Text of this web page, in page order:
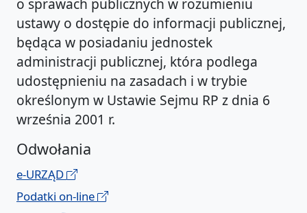
o sprawach publicznych w rozumieniu
ustawy o dostępie do informacji publicznej,
będąca w posiadaniu jednostek
administracji publicznej, która podlega
udostępnieniu na zasadach i w trybie
określonym w Ustawie Sejmu RP z dnia 6
września 2001 r.
Odwołania
e-URZĄD
Podatki on-line